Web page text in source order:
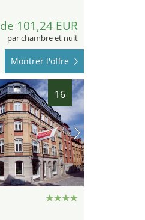
de 101,24 EUR
par chambre et nuit
Montrer l'offre
16